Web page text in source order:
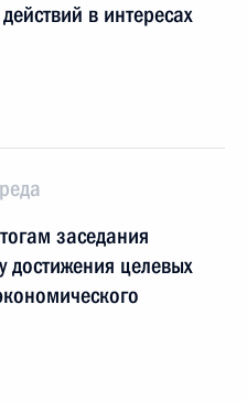
в интересах
заседания
достижения целевых